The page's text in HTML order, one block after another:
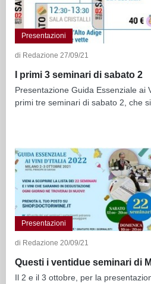
Presentazioni
di Redazione 27/09/21
I primi 3 seminari di sabato 2
Presentazione Guida Essenziale ai
primi tre seminari di sabato 2, che si
Presentazioni
di Redazione 20/09/21
Questi i ventidue seminari di
Il 2 e il 3 ottobre, per la